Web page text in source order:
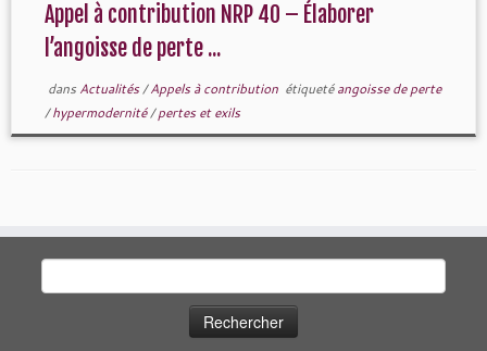
Appel à contribution NRP 40 – Élaborer
l’angoisse de perte ...
dans Actualités/Appels à contribution étiquetéangoisse de perte
/hypermodernité/pertes et exils